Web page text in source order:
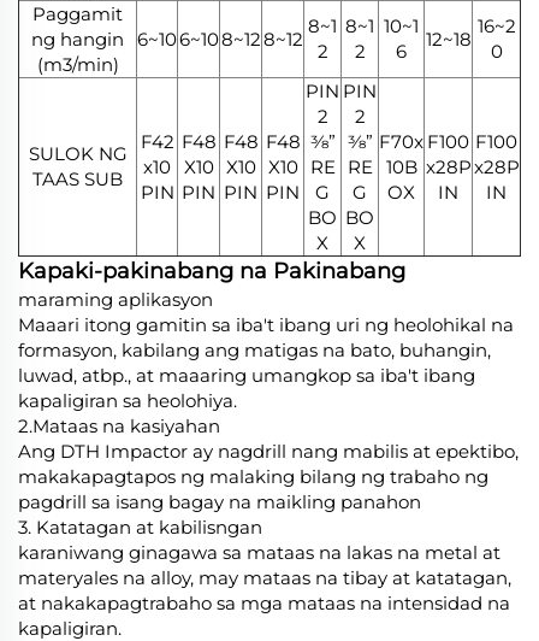
Paggamit
ng hangin
(m3/min)
6~106~108~128~12
8~1
2
8~1
2
10~1
6
12~18
16~2
0
SULOK NG
TAAS SUB
F42
x10
PIN
F48
X10
PIN
F48
X10
PIN
F48
X10
PIN
PIN
2
3⁄8”
RE
G
BO
X
PIN
2
3⁄8”
RE
G
BO
X
F70x
10B
OX
F100
x28P
IN
F100
x28P
IN
Kapaki-pakinabang na Pakinabang
maraming aplikasyon
Maaari itong gamitin sa iba't ibang uri ng heolohikal na
formasyon, kabilang ang matigas na bato, buhangin,
luwad, atbp., at maaaring umangkop sa iba't ibang
kapaligiran sa heolohiya.
2.Mataas na kasiyahan
Ang DTH Impactor ay nagdrill nang mabilis at epektibo,
makakapagtapos ng malaking bilang ng trabaho ng
pagdrill sa isang bagay na maikling panahon
3. Katatagan at kabilisngan
karaniwang ginagawa sa mataas na lakas na metal at
materyales na alloy, may mataas na tibay at katatagan,
at nakakapagtrabaho sa mga mataas na intensidad na
kapaligiran.